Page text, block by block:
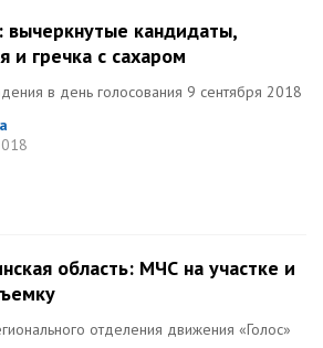
вычеркнутые кандидаты,
и гречка с сахаром
в день голосования 9 сентября 2018
область: МЧС на участке и
отделения движения «Голос»